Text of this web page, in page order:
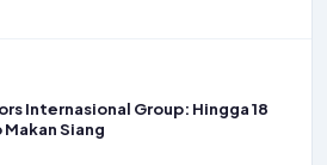
Internasional Group: Hingga 18
Siang